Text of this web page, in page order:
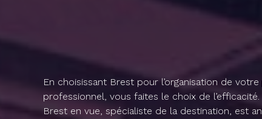
En choisissant Brest pour l’organisation de votre
professionnel, vous faites le choix de l’efcacité.
Brest en vue, spécialiste de la destination, est an